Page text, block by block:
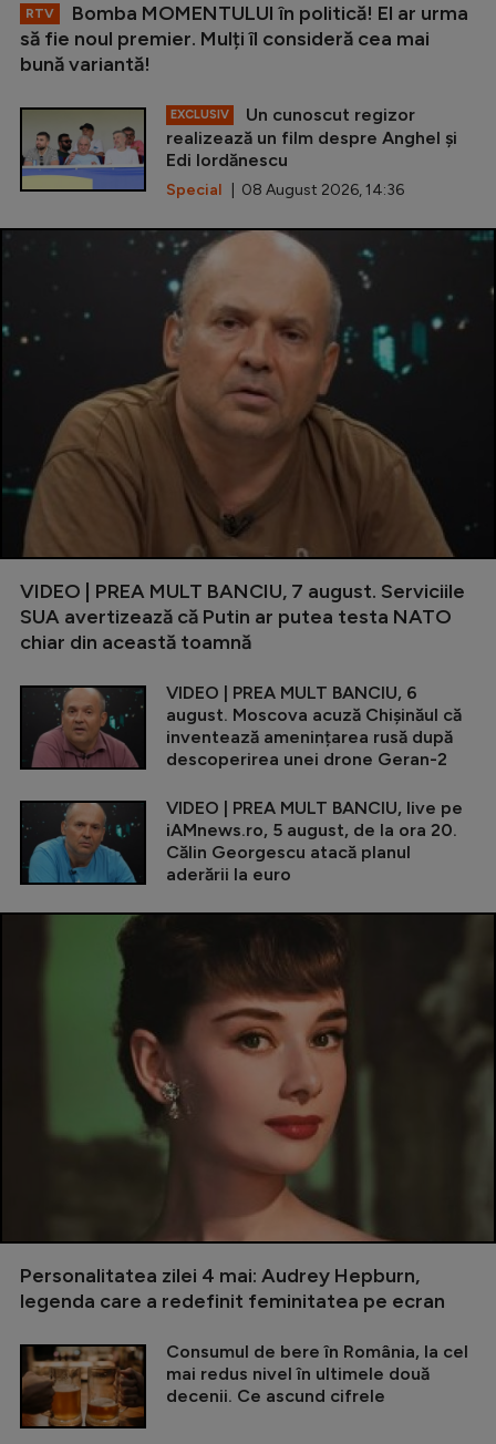
RTV
Bomba MOMENTULUI în politică! El ar urma
să fie noul premier. Mulți îl consideră cea mai
bună variantă!
EXCLUSIV
Un cunoscut regizor
realizează un film despre Anghel și
Edi Iordănescu
Special | 08 August 2026, 14:36
VIDEO | PREA MULT BANCIU, 7 august. Serviciile
SUA avertizează că Putin ar putea testa NATO
chiar din această toamnă
VIDEO | PREA MULT BANCIU, 6
august. Moscova acuză Chișinăul că
inventează amenințarea rusă după
descoperirea unei drone Geran-2
VIDEO | PREA MULT BANCIU, live pe
iAMnews.ro, 5 august, de la ora 20.
Călin Georgescu atacă planul
aderării la euro
Personalitatea zilei 4 mai: Audrey Hepburn,
legenda care a redefinit feminitatea pe ecran
Consumul de bere în România, la cel
mai redus nivel în ultimele două
decenii. Ce ascund cifrele